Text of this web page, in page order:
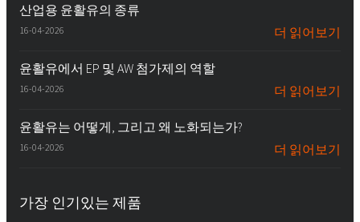
산업용 윤활유의 종류
16-04-2026 더 읽어보기
윤활유에서 EP 및 AW 첨가제의 역할
16-04-2026 더 읽어보기
윤활유는 어떻게, 그리고 왜 노화되는가?
16-04-2026 더 읽어보기
가장 인기있는 제품